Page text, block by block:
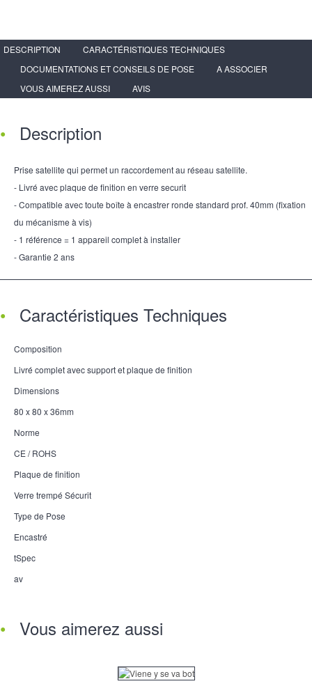
DESCRIPTION
CARACTÉRISTIQUES TECHNIQUES
DOCUMENTATIONS ET CONSEILS DE POSE
A ASSOCIER
VOUS AIMEREZ AUSSI
AVIS
Description
Prise satellite qui permet un raccordement au réseau satellite.
- Livré avec plaque de finition en verre securit
- Compatible avec toute boîte à encastrer ronde standard prof. 40mm (fixation
du mécanisme à vis)
- 1 référence = 1 appareil complet à installer
- Garantie 2 ans
Caractéristiques Techniques
Composition
Livré complet avec support et plaque de finition
Dimensions
80 x 80 x 36mm
Norme
CE / ROHS
Plaque de finition
Verre trempé Sécurit
Type de Pose
Encastré
tSpec
av
Vous aimerez aussi